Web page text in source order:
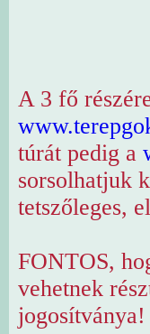
A 3 fő
túrát pedig a
sorsolhatjuk
tetszőleges,
FONTOS,
vehetnek
jogosítványa!